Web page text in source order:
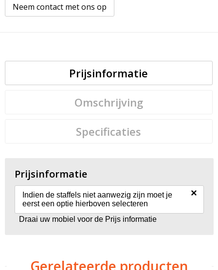
Neem contact met ons op
Prijsinformatie
Omschrijving
Specificaties
Prijsinformatie
Indien de staffels niet aanwezig zijn moet je
eerst een optie hierboven selecteren
×
Draai uw mobiel voor de Prijs informatie
Gerelateerde producten